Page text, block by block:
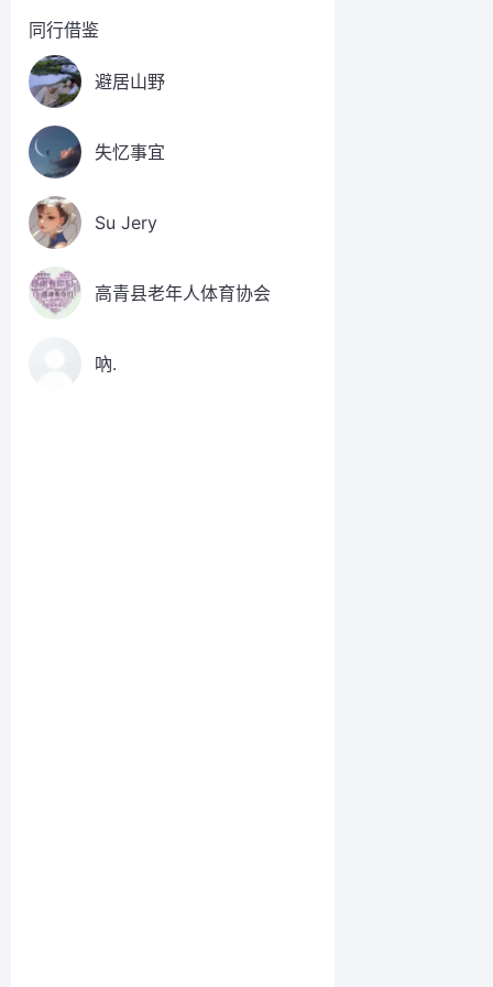
同行借鉴
避居山野
失忆事宜
Su Jery
高青县老年人体育协会
吶.